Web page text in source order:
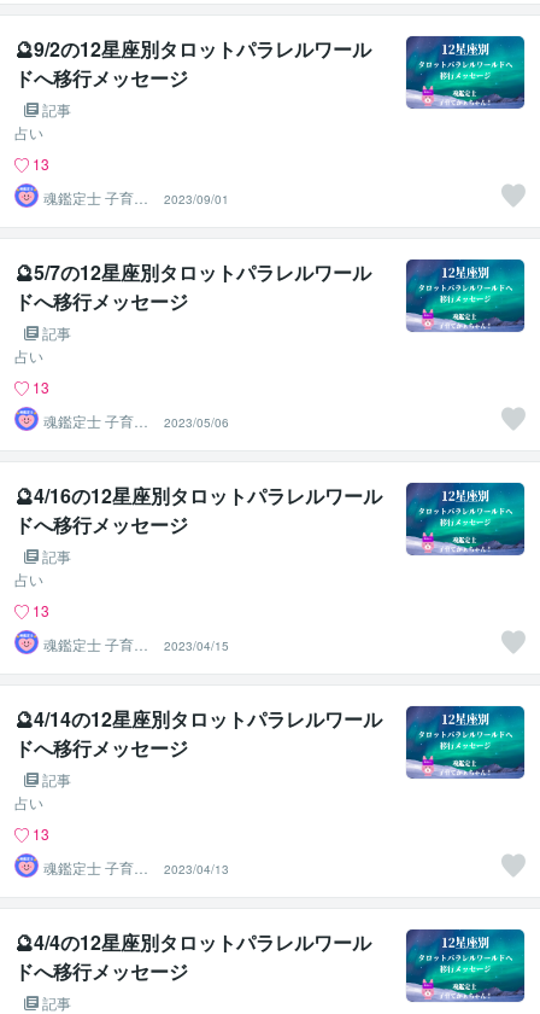
🔮9/2の12星座別タロットパラレルワール
ドへ移行メッセージ
記事
占い
13
魂鑑定士 子育て
かぁちゃん！
2023/09/01
🔮5/7の12星座別タロットパラレルワール
ドへ移行メッセージ
記事
占い
13
魂鑑定士 子育て
かぁちゃん！
2023/05/06
🔮4/16の12星座別タロットパラレルワール
ドへ移行メッセージ
記事
占い
13
魂鑑定士 子育て
かぁちゃん！
2023/04/15
🔮4/14の12星座別タロットパラレルワール
ドへ移行メッセージ
記事
占い
13
魂鑑定士 子育て
かぁちゃん！
2023/04/13
🔮4/4の12星座別タロットパラレルワール
ドへ移行メッセージ
記事